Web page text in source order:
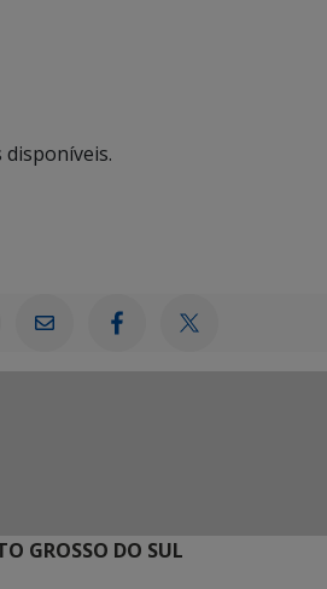
disponíveis.
GROSSO DO SUL